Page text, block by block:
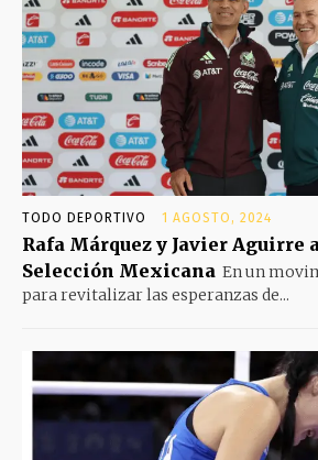
TODO DEPORTIVO 1 AGOSTO, 2024
Rafa Márquez y Javier Aguirre
Selección Mexicana En un
para revitalizar las esperanzas de...